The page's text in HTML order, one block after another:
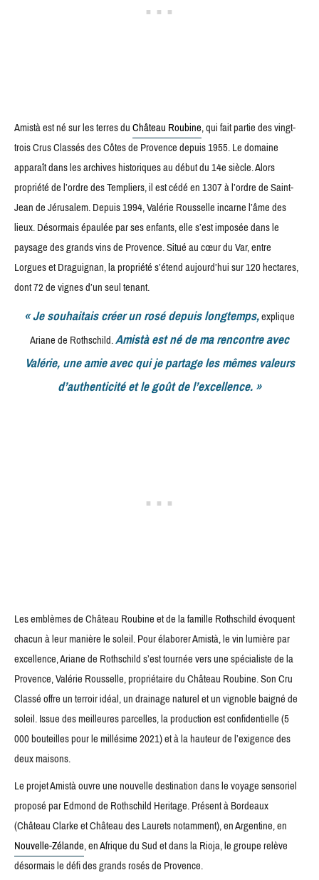
Amistà est né sur les terres duChâteau Roubine, qui fait partie des vingt-
trois Crus Classés des Côtes de Provence depuis 1955. Le domaine
apparaît dans les archives historiques au début du 14e siècle. Alors
propriété de l’ordre des Templiers, il est cédé en 1307 à l’ordre de Saint-
Jean de Jérusalem. Depuis 1994, Valérie Rousselle incarne l’âme des
lieux. Désormais épaulée par ses enfants, elle s’est imposée dans le
paysage des grands vins de Provence. Situé au cœur du Var, entre
Lorgues et Draguignan, la propriété s’étend aujourd’hui sur 120 hectares,
dont 72 de vignes d’un seul tenant.
« Je souhaitais créer un rosé depuis longtemps,explique
Ariane de Rothschild.Amistà est né de ma rencontre avec
Valérie, une amie avec qui je partage les mêmes valeurs
d’authenticité et le goût de l’excellence. »
Les emblèmes de Château Roubine et de la famille Rothschild évoquent
chacun à leur manière le soleil. Pour élaborer Amistà, le vin lumière par
excellence, Ariane de Rothschild s’est tournée vers une spécialiste de la
Provence, Valérie Rousselle, propriétaire du Château Roubine. Son Cru
Classé offre un terroir idéal, un drainage naturel et un vignoble baigné de
soleil. Issue des meilleures parcelles, la production est confidentielle (5
000 bouteilles pour le millésime 2021) et à la hauteur de l’exigence des
deux maisons.
Le projet Amistà ouvre une nouvelle destination dans le voyage sensoriel
proposé par Edmond de Rothschild Heritage. Présent à Bordeaux
(Château Clarke et Château des Laurets notamment), en Argentine, en
Nouvelle-Zélande, en Afrique du Sud et dans la Rioja, le groupe relève
désormais le défi des grands rosés de Provence.